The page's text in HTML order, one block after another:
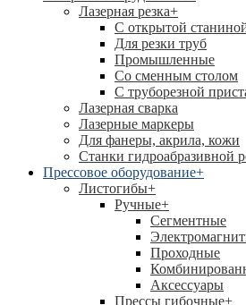
Лазерная резка+
С открытой
Для резки труб
Промышленные
Со сменным столом
С труборезной
Лазерная сварка
Лазерные маркеры
Для фанеры, акрила, кожи
Станки гидроабразивной
Прессовое оборудование+
Листогибы+
Ручные+
Сегментные
Проходные
Аксессуары
Прессы гибочные+